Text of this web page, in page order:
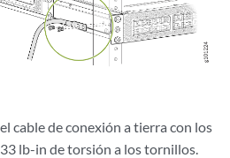
cable de conexión a tierra con los
lb-in de torsión a los tornillos.